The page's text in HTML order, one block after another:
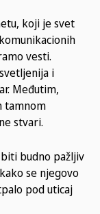
koji je svet
vesti.
i
Međutim,
tamnom
stvari.
budno pažljiv
se njegovo
pod uticaj